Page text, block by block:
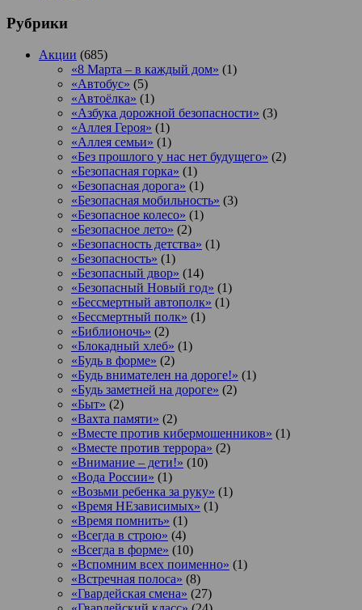
Рубрики
Акции (685)
«8 Марта – в каждый дом» (1)
«Автобус» (5)
«Автоёлка» (1)
«Азбука дорожной безопасности» (3)
«Аллея Героя» (1)
«Аллея семьи» (1)
«Без прошлого у нас нет будущего» (2)
«Безопасная горка» (1)
«Безопасная дорога» (1)
«Безопасная мобильность» (3)
«Безопасное колесо» (1)
«Безопасное лето» (2)
«Безопасность детства» (1)
«Безопасность» (1)
«Безопасный двор» (14)
«Безопасный Новый год» (1)
«Бессмертный автополк» (1)
«Бессмертный полк» (1)
«Библионочь» (2)
«Блокадный хлеб» (1)
«Будь в форме» (2)
«Будь внимателен на дороге!» (1)
«Будь заметней на дороге» (2)
«Быт» (2)
«Вахта памяти» (2)
«Вместе против кибермошенников» (1)
«Вместе против террора» (2)
«Внимание – дети!» (10)
«Вода России» (1)
«Возьми ребенка за руку» (1)
«Время НЕзависимых» (1)
«Время помнить» (1)
«Всегда в строю» (4)
«Всегда в форме» (10)
«Вспомним всех поименно» (1)
«Встречная полоса» (8)
«Гвардейская смена» (27)